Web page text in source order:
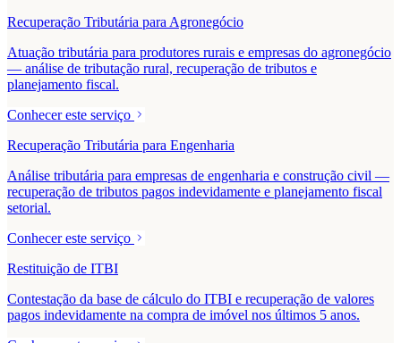
Recuperação Tributária para Agronegócio
Atuação tributária para produtores rurais e empresas do agronegócio
— análise de tributação rural, recuperação de tributos e
planejamento fiscal.
Conhecer este serviço
Recuperação Tributária para Engenharia
Análise tributária para empresas de engenharia e construção civil —
recuperação de tributos pagos indevidamente e planejamento fiscal
setorial.
Conhecer este serviço
Restituição de ITBI
Contestação da base de cálculo do ITBI e recuperação de valores
pagos indevidamente na compra de imóvel nos últimos 5 anos.